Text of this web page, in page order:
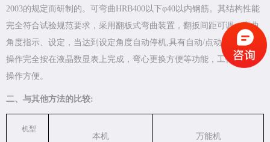
2003的规定而研制的。可弯曲HRB400以下φ40以内钢筋。其结构性能
完全符合试验规范要求，采用翻板式弯曲装置，翻扳间距可调，弯曲
角度指示、设定， 当达到设定角度自动停机,具有自动/点动互换功能，
操作完全按在液晶数显表上完成，弯心更换方便等功能，工作可靠，
操作方便。
二、与其他方法的比较:
机型
本机 万能机